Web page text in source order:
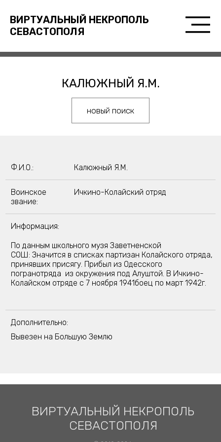
ВИРТУАЛЬНЫЙ НЕКРОПОЛЬ
СЕВАСТОПОЛЯ
КАЛЮЖНЫЙ Я.М.
новый поиск
Ф.И.О.: Калюжный Я.М.
Воинское
звание:
Ичкино-Колайский отряд
Информация:
По данным школьного музя Заветненской
СОШ: Значится в списках партизан Колайского отряда,
принявших присягу. Прибыл из Одесского
погранотряда из окружения под Алуштой. В Ичкино-
Колайском отряде с 7 ноября 1941боец по март 1942г.
Дополнительно:
Вывезен на Большую Землю
ВИРТУАЛЬНЫЙ НЕКРОПОЛЬ
СЕВАСТОПОЛЯ